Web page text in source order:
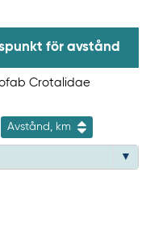
för avstånd
Crotalidae
Avstånd, km